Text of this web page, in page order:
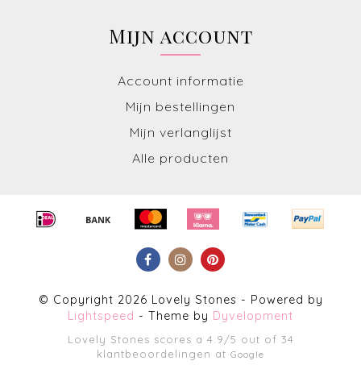
Mijn account
Account informatie
Mijn bestellingen
Mijn verlanglijst
Alle producten
© Copyright 2026 Lovely Stones - Powered by
Lightspeed - Theme by Dyvelopment
Lovely Stones scores a 4.9/5 out of 34
klantbeoordelingen at Google